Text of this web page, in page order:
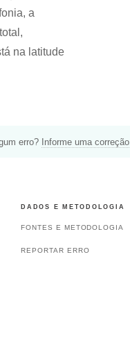
a
na latitude
erro? Informe uma correção
DADOS E METODOLOGIA
FONTES E METODOLOGIA
REPORTAR ERRO